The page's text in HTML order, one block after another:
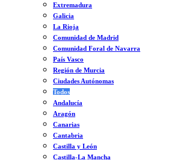
Extremadura
Galicia
La Rioja
Comunidad de Madrid
Comunidad Foral de Navarra
País Vasco
Región de Murcia
Ciudades Autónomas
Todos
Andalucía
Aragón
Canarias
Cantabria
Castilla y León
Castilla-La Mancha